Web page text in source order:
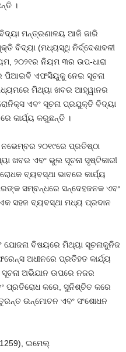
।
ମନ୍ତ୍ରଣାଳୟ ଆଜି ଜାରି
ବିଦ୍ୟା (ମଧ୍ୟସ୍ଥି ନିର୍ଦ୍ଦେଶାବଳୀ
୨୦୨୧ର ନିୟମ ୩ର ଉପ-ଧାରା
ପିଆଇବି ଏଫସିୟୁକୁ ନେଇ ସୂଚନା
ମିଥ୍ୟା ଖବର ଆହ୍ୱାନର
ଏବଂ ସୂଚନା ପ୍ରଯୁକ୍ତି ବିଦ୍ୟା
କାର୍ଯ୍ୟ କରୁଛନ୍ତି ।
୨୦୧୯ରେ ପ୍ରତିଷ୍ଠା
ଖବର ଏବଂ ଭୁଲ ସୂଚନା ସୃଷ୍ଟିକାରୀ
ବ୍ୟବସ୍ଥା ଭାବରେ କାର୍ଯ୍ୟ
ସମ୍ବନ୍ଧରେ ସନ୍ଦେହଜନକ ଏବଂ
ସହଜ ବ୍ୟବସ୍ଥା ମଧ୍ୟ ପ୍ରଦାନ
ବିଷୟରେ ମିଥ୍ୟା ସୂଚନାକୁନିଜ
ଅଧୀନରେ ପ୍ରତିହତ କାର୍ଯ୍ୟ
ଅଭିଯାନ ଉପରେ ନଜର
ପ୍ରତିରୋଧ କରେ, ସୁନିଶ୍ଚିତ କରେ
ଉନ୍ମୋଚନ ଏବଂ ସଂଶୋଧନ
ଇମେଲ୍